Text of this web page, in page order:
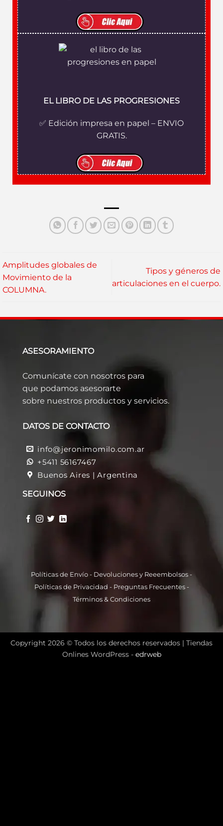
EL LIBRO DE LAS PROGRESIONES
✅ Edición impresa en papel – ENVIO
GRATIS.
Amplitudes globales de
Movimiento de la
COLUMNA.
Tipos y géneros de
articulaciones en el cuerpo.
ASESORAMIENTO
Comunícate con nosotros para
que podamos asesorarte
sobre nuestros productos y servicios.
DATOS DE CONTACTO
info@jeronimomilo.com.ar
+5411 56167467
Buenos Aires | Argentina
SEGUINOS
Políticas de Envío - Devoluciones y Reeembolsos -
Políticas de Privacidad - Preguntas Frecuentes-
Términos & Condiciones
Copyright 2026 © Todos los derechos reservados | Tiendas
Onlines WordPress - edrweb